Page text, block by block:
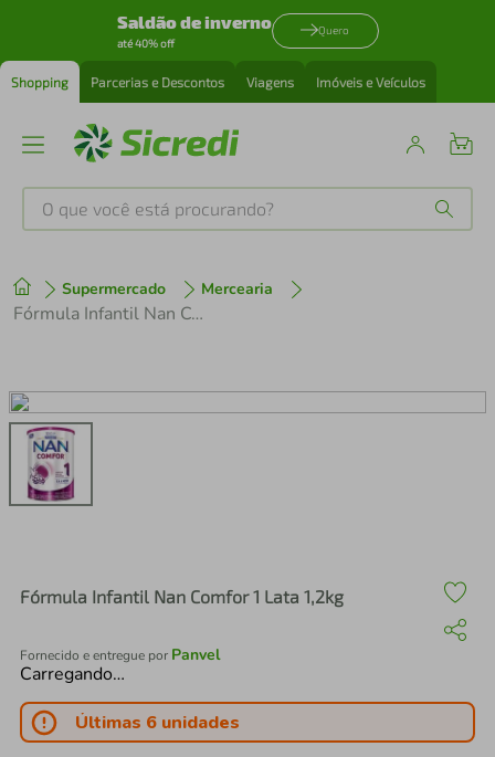
Saldão de inverno
até 40% off
Quero
Shopping Parcerias e Descontos Viagens Imóveis e Veículos
O que você está procurando?
Supermercado Mercearia
Fórmula Infantil Nan Comfor 1 Lata 1,2kg
Fórmula Infantil Nan Comfor 1 Lata 1,2kg
Fornecido e entregue por Panvel
Carregando…
Últimas 6 unidades
1º tenis
3º
4º